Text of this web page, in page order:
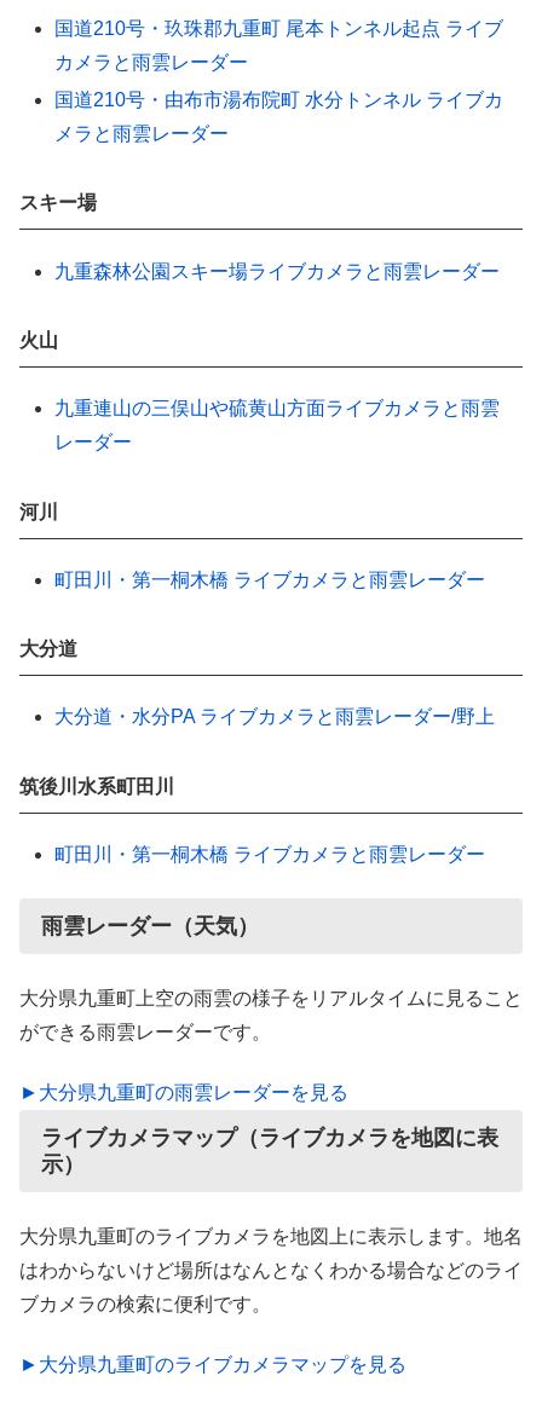
国道210号・玖珠郡九重町 尾本トンネル起点 ライブ
カメラと雨雲レーダー
国道210号・由布市湯布院町 水分トンネル ライブカ
メラと雨雲レーダー
スキー場
九重森林公園スキー場ライブカメラと雨雲レーダー
火山
九重連山の三俣山や硫黄山方面ライブカメラと雨雲
レーダー
河川
町田川・第一桐木橋 ライブカメラと雨雲レーダー
大分道
大分道・水分PA ライブカメラと雨雲レーダー/野上
筑後川水系町田川
町田川・第一桐木橋 ライブカメラと雨雲レーダー
雨雲レーダー（天気）
大分県九重町上空の雨雲の様子をリアルタイムに見ること
ができる雨雲レーダーです。
►大分県九重町の雨雲レーダーを見る
ライブカメラマップ（ライブカメラを地図に表
示）
大分県九重町のライブカメラを地図上に表示します。地名
はわからないけど場所はなんとなくわかる場合などのライ
ブカメラの検索に便利です。
►大分県九重町のライブカメラマップを見る